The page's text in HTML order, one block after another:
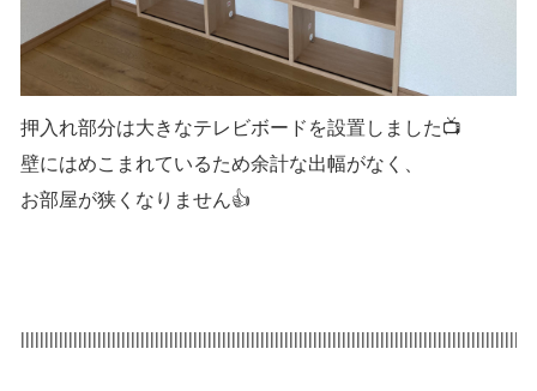
押入れ部分は大きなテレビボードを設置しました📺
壁にはめこまれているため余計な出幅がなく、
お部屋が狭くなりません👍